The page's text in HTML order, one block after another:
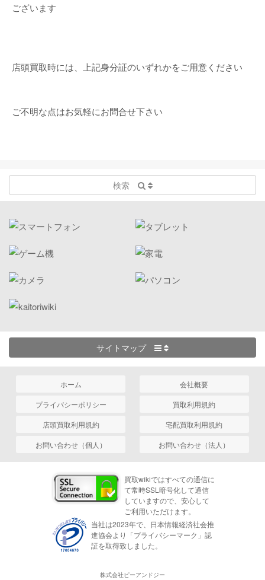
ございます
店頭買取時には、上記身分証のいずれかをご用意ください
ご不明な点はお気軽にお問合せ下さい
検索
サイトマップ
ホーム
会社概要
プライバシーポリシー
買取利用規約
店頭買取利用規約
宅配買取利用規約
お問い合わせ（個人）
お問い合わせ（法人）
買取wikiではすべての通信に
て常時SSL暗号化して通信
していますので、安心して
ご利用いただけます。
当社は2023年で、日本情報経済社会推
進協会より「プライバシーマーク」認
証を取得致しました。
株式会社ピーアンドジー